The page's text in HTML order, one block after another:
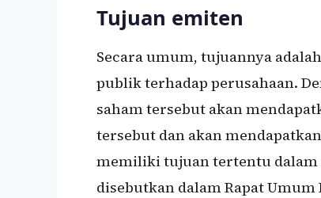
Tujuan emiten
Secara umum, tujuannya
publik terhadap perusahaan.
saham tersebut akan
tersebut dan akan
memiliki tujuan tertentu
disebutkan dalam Rapat Umum